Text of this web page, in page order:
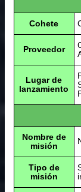
Cohete
Proveedor
Lugar de
lanzamiento
Nombre de
misión
Tipo de
misión